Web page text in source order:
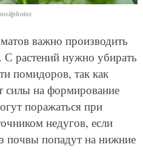
важно производить
С растений нужно убирать
помидоров, так как
силы на формирование
поражаться при
недугов, если
почвы попадут на нижние